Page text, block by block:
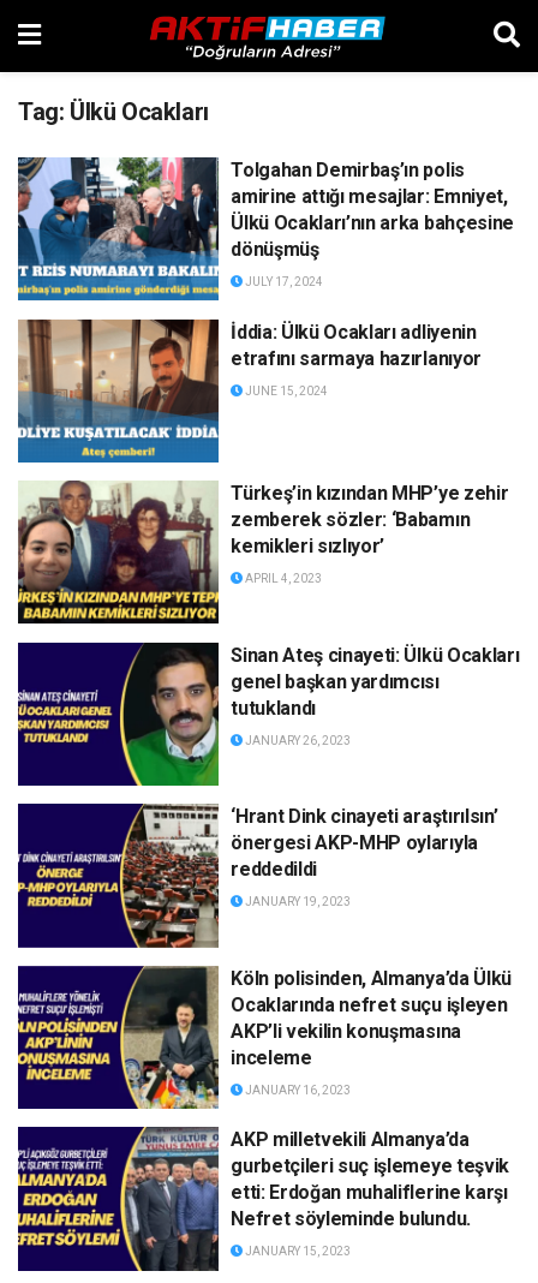
Tag: Ülkü Ocakları
Tolgahan Demirbaş’ın polis
amirine attığı mesajlar: Emniyet,
Ülkü Ocakları’nın arka bahçesine
dönüşmüş
JULY 17, 2024
İddia: Ülkü Ocakları adliyenin
etrafını sarmaya hazırlanıyor
JUNE 15, 2024
Türkeş’in kızından MHP’ye zehir
zemberek sözler: ‘Babamın
kemikleri sızlıyor’
APRIL 4, 2023
Sinan Ateş cinayeti: Ülkü Ocakları
genel başkan yardımcısı
tutuklandı
JANUARY 26, 2023
‘Hrant Dink cinayeti araştırılsın’
önergesi AKP-MHP oylarıyla
reddedildi
JANUARY 19, 2023
Köln polisinden, Almanya’da Ülkü
Ocaklarında nefret suçu işleyen
AKP’li vekilin konuşmasına
inceleme
JANUARY 16, 2023
AKP milletvekili Almanya’da
gurbetçileri suç işlemeye teşvik
etti: Erdoğan muhaliflerine karşı
Nefret söyleminde bulundu.
JANUARY 15, 2023